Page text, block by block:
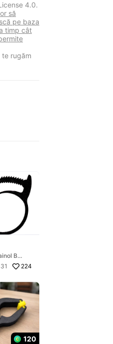
4.0.
să
pe baza
timp cât
te rugăm
B
224
120